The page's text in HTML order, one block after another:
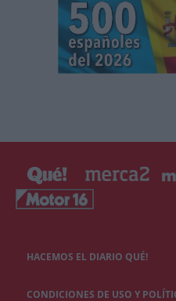
HACEMOS EL DIARIO QUÉ!
CONDICIONES DE USO Y